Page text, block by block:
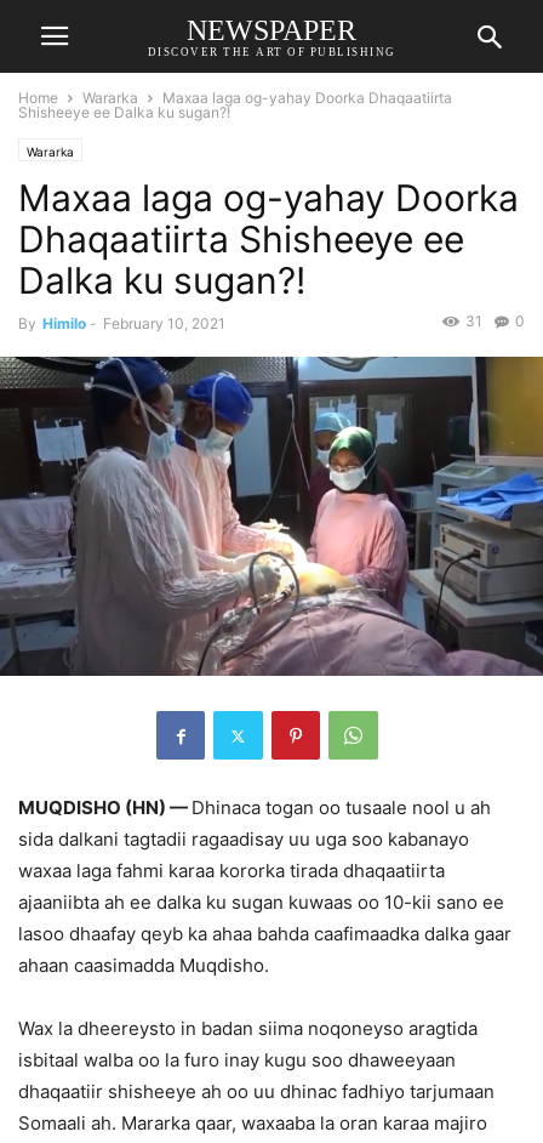
NEWSPAPER
DISCOVER THE ART OF PUBLISHING
Home Wararka
Maxaa laga og-yahay Doorka Dhaqaatiirta
Shisheeye ee Dalka ku sugan?!
Wararka
Maxaa laga og-yahay Doorka
Dhaqaatiirta Shisheeye ee
Dalka ku sugan?!
By Himilo - February 10, 2021 0
31
MUQDISHO (HN) — Dhinaca togan oo tusaale nool u ah
sida dalkani tagtadii ragaadisay uu uga soo kabanayo
waxaa laga fahmi karaa kororka tirada dhaqaatiirta
ajaaniibta ah ee dalka ku sugan kuwaas oo 10-kii sano ee
lasoo dhaafay qeyb ka ahaa bahda caafimaadka dalka gaar
ahaan caasimadda Muqdisho.
Wax la dheereysto in badan siima noqoneyso aragtida
isbitaal walba oo la furo inay kugu soo dhaweeyaan
dhaqaatiir shisheeye ah oo uu dhinac fadhiyo tarjumaan
Somaali ah. Mararka qaar, waxaaba la oran karaa majiro